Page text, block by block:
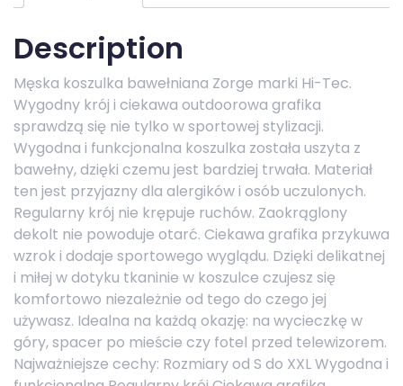
Description
Męska koszulka bawełniana Zorge marki Hi-Tec.
Wygodny krój i ciekawa outdoorowa grafika
sprawdzą się nie tylko w sportowej stylizacji.
Wygodna i funkcjonalna koszulka została uszyta z
bawełny, dzięki czemu jest bardziej trwała. Materiał
ten jest przyjazny dla alergików i osób uczulonych.
Regularny krój nie krępuje ruchów. Zaokrąglony
dekolt nie powoduje otarć. Ciekawa grafika przykuwa
wzrok i dodaje sportowego wyglądu. Dzięki delikatnej
i miłej w dotyku tkaninie w koszulce czujesz się
komfortowo niezależnie od tego do czego jej
używasz. Idealna na każdą okazję: na wycieczkę w
góry, spacer po mieście czy fotel przed telewizorem.
Najważniejsze cechy: Rozmiary od S do XXL Wygodna i